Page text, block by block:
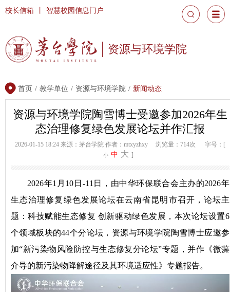
资源与环境学院
校长信箱 智慧校园信息门户
首页 / 教学单位 / 资源与环境学院 / 新闻动态
资源与环境学院陶雪博士受邀参加2026年生
态治理修复绿色发展论坛并作汇报
2026-01-15 18:24 来源：茅台学院 作者：mtxyzhxy 浏览量：714次 字号：[
小 中 大 ]
2026年1月10日-11日，由中华环保联合会主办的2026年
生态治理修复绿色发展论坛在云南省昆明市召开，论坛主
题：科技赋能生态修复 创新驱动绿色发展，本次论坛设置6
个领域板块的44个分论坛，资源与环境学院陶雪博士应邀参
加“新污染物风险防控与生态修复分论坛”专题，并作《微藻
介导的新污染物降解途径及其环境适应性》专题报告。